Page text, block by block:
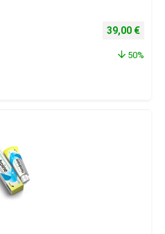
Izvorna
39,00 €
50%